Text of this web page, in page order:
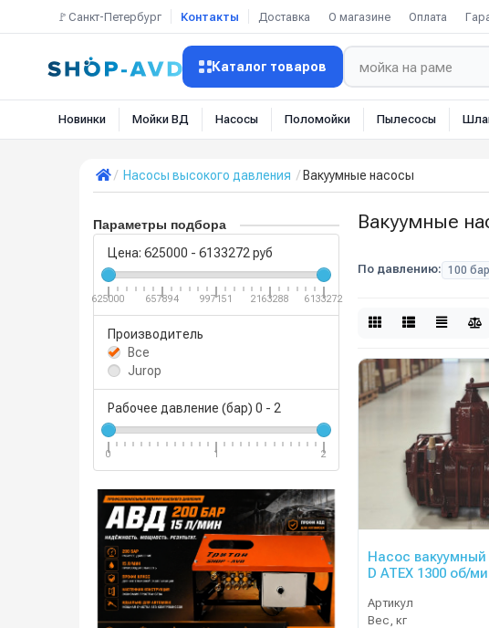
🚩Санкт-Петербург Контакты Доставка О магазине Оплата
Каталог товаров
Новинки Мойки ВД Насосы Поломойки Пылесосы
Насосы высокого давления Вакуумные насосы
Параметры подбора
Цена: 625000 - 6133272 руб
625000 657894 997151 2163288 6133272
Производитель
Все
Jurop
Рабочее давление (бар) 0 - 2
0 1 2
Вакуумные
По давлению: 100 бар
Насос вакуумный
D ATEX 1300 об/
Артикул
Вес, кг